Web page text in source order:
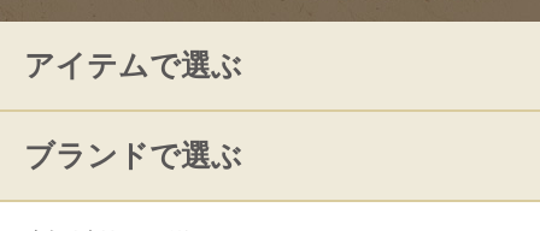
アイテムで選ぶ
ブランドで選ぶ